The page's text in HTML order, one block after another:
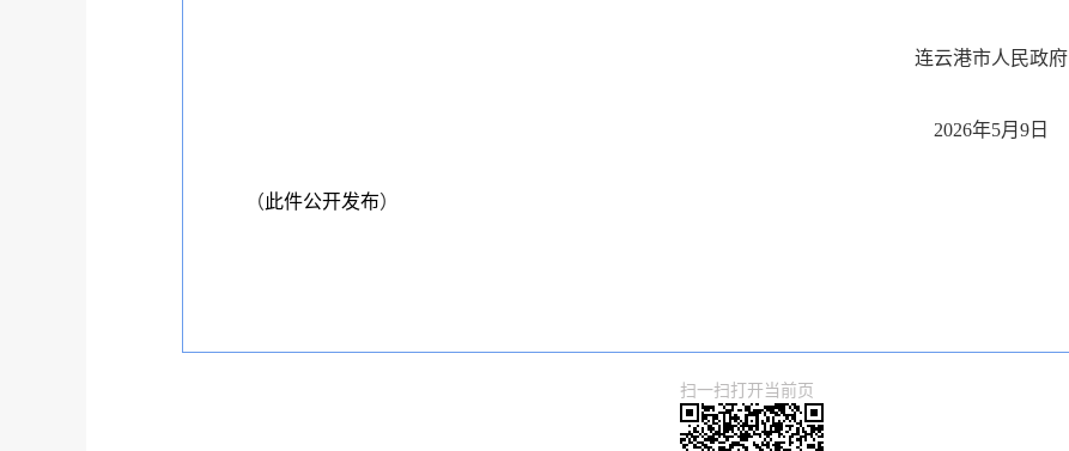
连云港市人民政府
2026年5月9日
（此件公开发布）
扫一扫打开当前页